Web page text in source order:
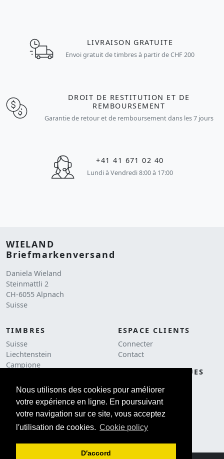
Nous utilisons des cookies pour améliorer
votre expérience en ligne. En poursuivant
votre navigation sur ce site, vous acceptez
l′utilisation de cookies. Cookie policy
D′accord
LIVRAISON GRATUITE
Envoi gratuit de timbres à partir de CHF 200
DROIT DE RESTITUTION ET DE
REMBOURSEMENT
Garantie de retour et de remboursement dans les 7 jours
+41 41 671 02 40
Lundi à Vendredi 8:00 à 17:00
WIELAND
Briefmarkenversand
Daniela Wieland
Steinmattli 2
CH-6055 Alpnach
Suisse
TIMBRES
Suisse
Liechtenstein
Campione
Affranchissements
ACCESSOIRES
Philatélie
Catalogues
ESPACE CLIENTS
Connecter
Contact
NOTES JURIDIQUES
Cookie Policy
Impressum